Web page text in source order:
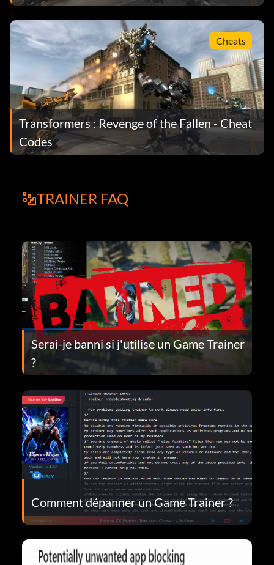
Cheats
Transformers : Revenge of the Fallen - Cheat
Codes
TRAINER FAQ
Serai-je banni si j'utilise un Game Trainer
?
Comment dépanner un Game Trainer ?